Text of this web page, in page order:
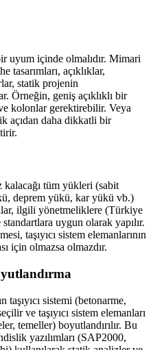
uyum içinde olmalıdır. Mimari
tasarımları, açıklıklar,
statik projenin
Örneğin, geniş açıklıklı bir
kolonlar gerektirebilir. Veya
açıdan daha dikkatli bir
kalacağı tüm yükleri (sabit
deprem yükü, kar yükü vb.)
ilgili yönetmeliklere (Türkiye
uygun olarak yapılır.
taşıyıcı sistem elemanlarının
için olmazsa olmazdır.
sistemi (betonarme,
ve taşıyıcı sistem elemanları
temeller) boyutlandırılır. Bu
yazılımları (SAP2000,